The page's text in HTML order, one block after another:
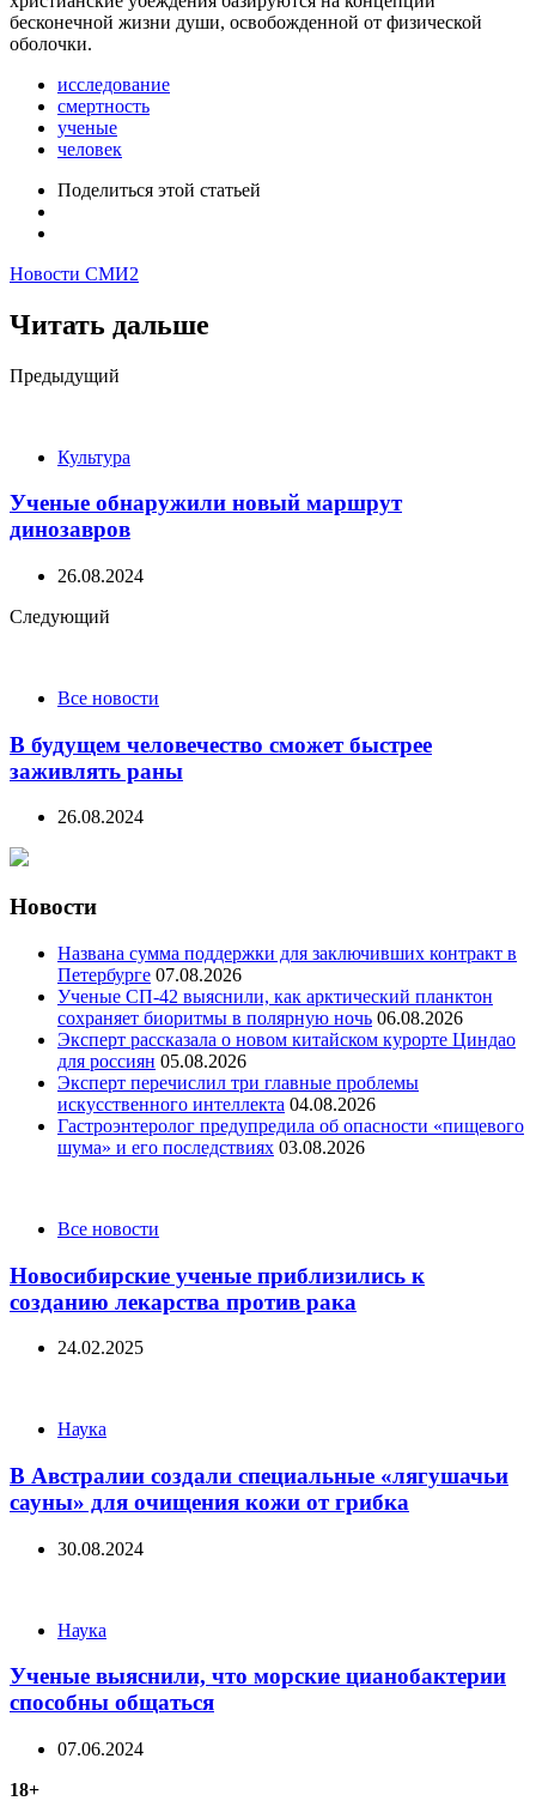
бесконечной жизни души, освобожденной от физической
оболочки.
исследование
смертность
ученые
человек
Поделиться этой статьей
Новости СМИ2
Читать дальше
Post
Предыдущий
Культура
Ученые обнаружили новый маршрут
динозавров
26.08.2024
Следующий
Все новости
В будущем человечество сможет быстрее
заживлять раны
26.08.2024
Новости
Названа сумма поддержки для заключивших контракт в
Петербурге 07.08.2026
Ученые СП-42 выяснили, как арктический планктон
сохраняет биоритмы в полярную ночь 06.08.2026
Эксперт рассказала о новом китайском курорте Циндао
для россиян 05.08.2026
Эксперт перечислил три главные проблемы
искусственного интеллекта 04.08.2026
Гастроэнтеролог предупредила об опасности «пищевого
шума» и его последствиях 03.08.2026
CategoriesВсе новости
Новосибирские ученые приблизились к
созданию лекарства против рака
24.02.2025
Categories
Наука
В Австралии создали специальные «лягушачьи
сауны» для очищения кожи от грибка
30.08.2024
Categories
Наука
Ученые выяснили, что морские цианобактерии
способны общаться
07.06.2024
18+